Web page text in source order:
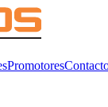
Promotores